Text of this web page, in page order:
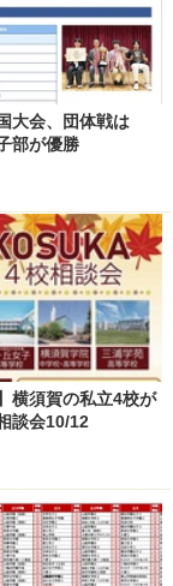
大会、団体戦は
部が優勝
横須賀の私立4校が
談会10/12